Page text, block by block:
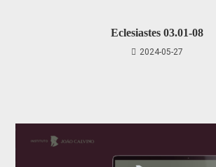
Eclesiastes 03.01-08
2024-05-27